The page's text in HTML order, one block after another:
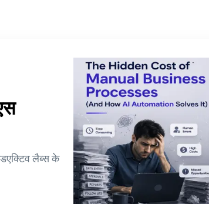
लैब्स के